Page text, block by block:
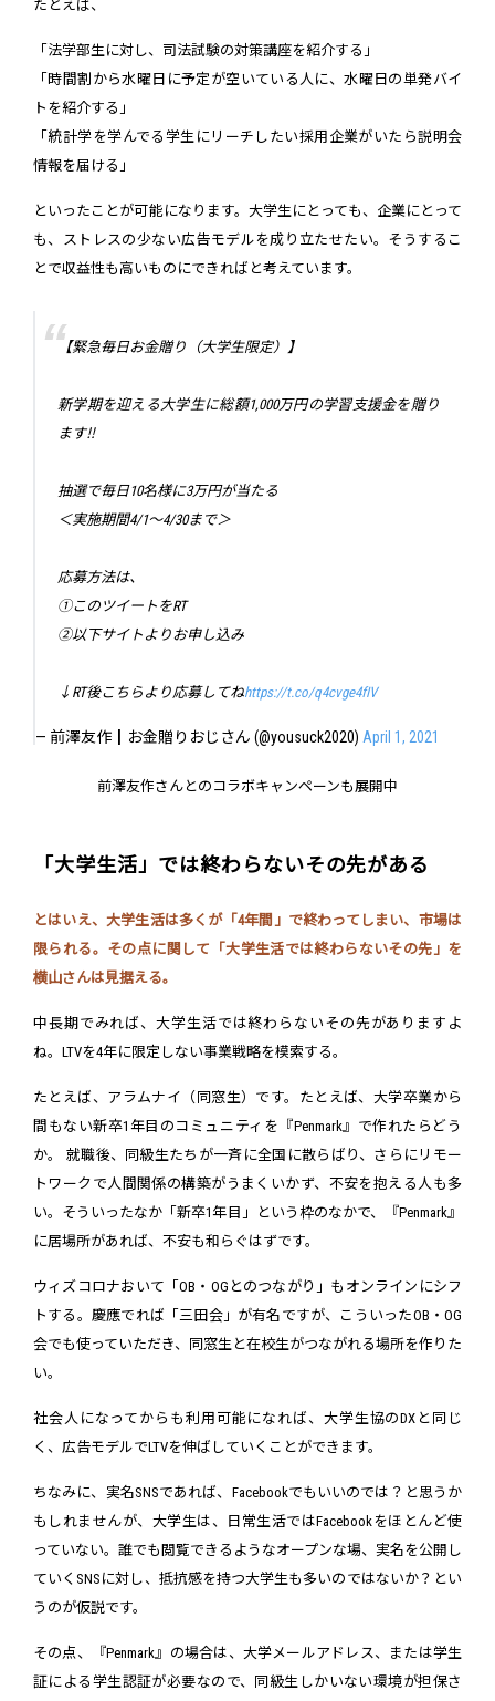
たとえば、
「法学部生に対し、司法試験の対策講座を紹介する」
「時間割から水曜日に予定が空いている人に、水曜日の単発バイ
トを紹介する」
「統計学を学んでる学生にリーチしたい採用企業がいたら説明会
情報を届ける」
といったことが可能になります。大学生にとっても、企業にとって
も、ストレスの少ない広告モデルを成り立たせたい。そうするこ
とで収益性も高いものにできればと考えています。
【緊急毎日お金贈り（大学生限定）】
新学期を迎える大学生に総額1,000万円の学習支援金を贈り
ます‼️
抽選で毎日10名様に3万円が当たる
＜実施期間4/1〜4/30まで＞
応募方法は、
①このツイートをRT
②以下サイトよりお申し込み
↓RT後こちらより応募してねhttps://t.co/q4cvge4fIV
— 前澤友作┃お金贈りおじさん (@yousuck2020) April 1, 2021
前澤友作さんとのコラボキャンペーンも展開中
「大学生活」では終わらないその先がある
とはいえ、大学生活は多くが「4年間」で終わってしまい、市場は
限られる。その点に関して「大学生活では終わらないその先」を
横山さんは見据える。
中長期でみれば、大学生活では終わらないその先がありますよ
ね。LTVを4年に限定しない事業戦略を模索する。
たとえば、アラムナイ（同窓生）です。たとえば、大学卒業から
間もない新卒1年目のコミュニティを『Penmark』で作れたらどう
か。 就職後、同級生たちが一斉に全国に散らばり、さらにリモー
トワークで人間関係の構築がうまくいかず、不安を抱える人も多
い。そういったなか「新卒1年目」という枠のなかで、『Penmark』
に居場所があれば、不安も和らぐはずです。
ウィズコロナおいて「OB・OGとのつながり」もオンラインにシフ
トする。慶應でれば「三田会」が有名ですが、こういったOB・OG
会でも使っていただき、同窓生と在校生がつながれる場所を作りた
い。
社会人になってからも利用可能になれば、大学生協のDXと同じ
く、広告モデルでLTVを伸ばしていくことができます。
ちなみに、実名SNSであれば、Facebookでもいいのでは？と思うか
もしれませんが、大学生は、日常生活ではFacebookをほとんど使
っていない。誰でも閲覧できるようなオープンな場、実名を公開し
ていくSNSに対し、抵抗感を持つ大学生も多いのではないか？とい
うのが仮説です。
その点、『Penmark』の場合は、大学メールアドレス、または学生
証による学生認証が必要なので、同級生しかいない環境が担保さ